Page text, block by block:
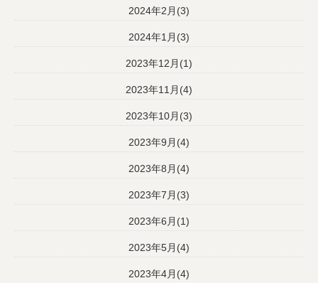
2024年2月(3)
2024年1月(3)
2023年12月(1)
2023年11月(4)
2023年10月(3)
2023年9月(4)
2023年8月(4)
2023年7月(3)
2023年6月(1)
2023年5月(4)
2023年4月(4)